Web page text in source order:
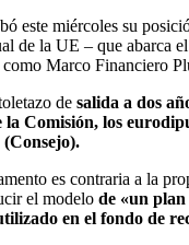
este miércoles su
de la UE – que abarca
Marco Financiero
de salida a dos
la Comisión, los
es contraria a la
el modelo de «un
en el fondo de